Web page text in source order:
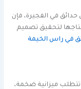
في الفجيرة، فإن
لتحقيق تصميم
في راس الخيمة
ميزانية ضخمة،